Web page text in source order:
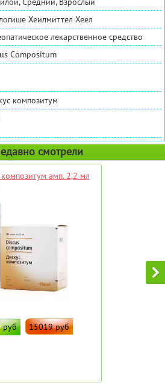
Хеилмиттел Хеел
лекарственное средство
Compositum
композитум
смотрели
амп. 2,2 мл
руб 15019 руб